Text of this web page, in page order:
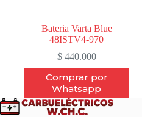
Bateria Varta Blue
48ISTV4-970
$440.000
Comprar por
Whatsapp